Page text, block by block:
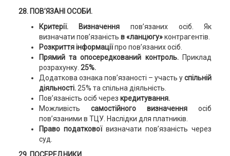
28. ПОВ’ЯЗАНІ ОСОБИ.
Критерії. Визначення пов’язаних осіб. Як
визначати пов’язаність в «ланцюгу»контрагентів.
Розкриття інформаціїпро пов’язаних осіб.
Прямий та опосередкований контроль. Приклад
розрахунку. 25%.
Додаткова ознака пов’язаності – участь успільній
діяльності.25% та спільна діяльність.
Пов’язаність осіб через кредитування.
Можливість самостійного визначення осіб
пов’язаними в ТЦУ. Наслідки для платників.
Право податкової визначати пов’язаність через
суд.